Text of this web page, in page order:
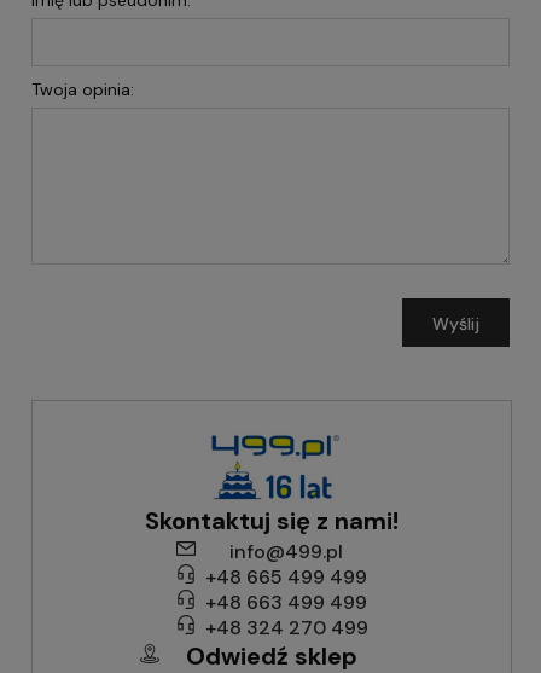
Twoja opinia:
Wyślij
Skontaktuj się z nami!
info@499.pl
+48 665 499 499
+48 663 499 499
+48 324 270 499
Odwiedź sklep